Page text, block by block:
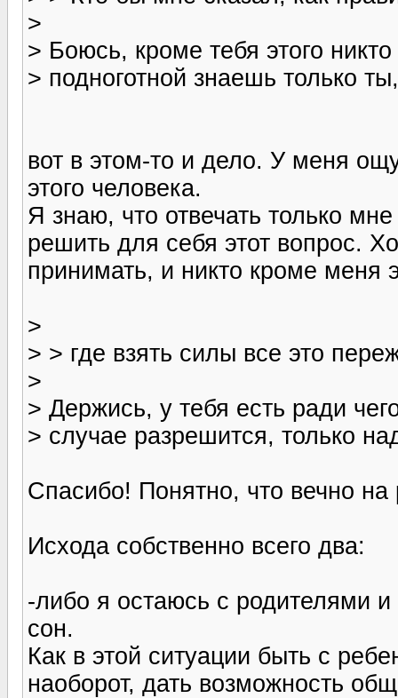
>
> Боюсь, кроме тебя этого
> подноготной знаешь только
вот в этом-то и дело. У меня
этого человека.
Я знаю, что отвечать только
решить для себя этот вопрос.
принимать, и никто кроме меня
>
> > где взять силы все это
>
> Держись, у тебя есть ради
> случае разрешится, только
Спасибо! Понятно, что вечно на
Исхода собственно всего два:
-либо я остаюсь с родителями
сон.
Как в этой ситуации быть с
наоборот, дать возможность